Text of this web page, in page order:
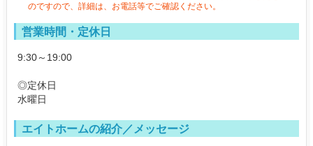
のですので、詳細は、お電話等でご確認ください。
営業時間・定休日
9:30～19:00
◎定休日
水曜日
エイトホームの紹介／メッセージ